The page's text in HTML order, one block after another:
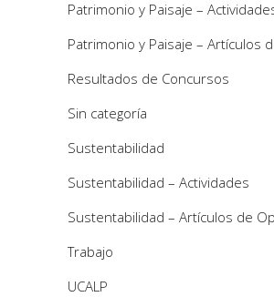
Patrimonio y Paisaje –
Patrimonio y Paisaje – Artículos
Resultados de Concursos
Sin categoría
Sustentabilidad
Sustentabilidad – Actividades
Sustentabilidad – Artículos de
Trabajo
UCALP